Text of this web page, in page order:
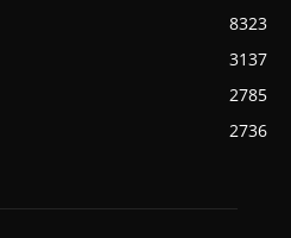
8323
3137
2785
2736